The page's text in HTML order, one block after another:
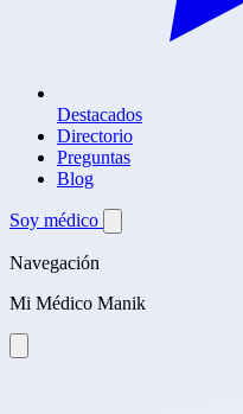
Destacados
Directorio
Preguntas
Blog
Soy médico
Navegación
Mi Médico Manik